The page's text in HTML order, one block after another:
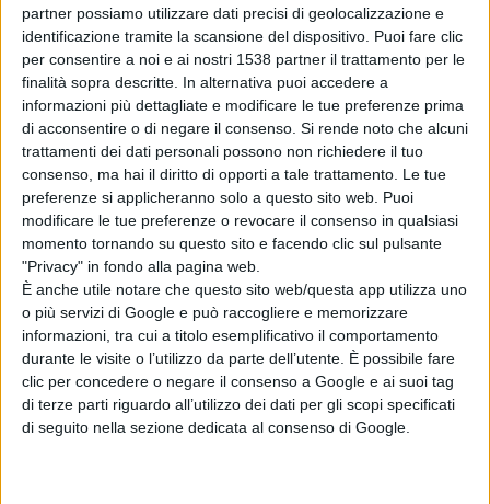
partner possiamo utilizzare dati precisi di geolocalizzazione e
identificazione tramite la scansione del dispositivo. Puoi fare clic
per consentire a noi e ai nostri 1538 partner il trattamento per le
finalità sopra descritte. In alternativa puoi accedere a
informazioni più dettagliate e modificare le tue preferenze prima
di acconsentire o di negare il consenso. Si rende noto che alcuni
trattamenti dei dati personali possono non richiedere il tuo
consenso, ma hai il diritto di opporti a tale trattamento. Le tue
preferenze si applicheranno solo a questo sito web. Puoi
modificare le tue preferenze o revocare il consenso in qualsiasi
momento tornando su questo sito e facendo clic sul pulsante
"Privacy" in fondo alla pagina web.
È anche utile notare che questo sito web/questa app utilizza uno
o più servizi di Google e può raccogliere e memorizzare
informazioni, tra cui a titolo esemplificativo il comportamento
durante le visite o l’utilizzo da parte dell’utente. È possibile fare
clic per concedere o negare il consenso a Google e ai suoi tag
di terze parti riguardo all’utilizzo dei dati per gli scopi specificati
di seguito nella sezione dedicata al consenso di Google.
ascolto a tutte le sensibilità del Partito; lo chiedono i
cittadini che vorrebbero archiviata la stagione
congressuale iniziata a Settembre. Non ci sono, al
momento, le premesse di un accordo che risulta
imprescindibile ed essenziale per liberare le energie
migliori,programmi di governo per Nuoro e per i suoi
cittadini e per gli altri 27 comuni che andranno al voto,
costruire scelte condivise con gli altri partiti della
coalizione di centrosinistra che attendono un nostro
segnale di responsabilità. Il percorso da me seguito
aderisce in modo fermo e deciso alla linea tracciata dal
Segretario Regionale e dalle diverse sensibilità in
ambito regionale, dove si è attivato un percorso di